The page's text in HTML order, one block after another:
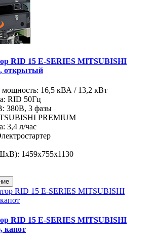
RID 15 E-SERIES MITSUBISHI
открытый
16,5 кВА / 13,2 кВт
RID 50Гц
380В, 3 фазы
PREMIUM
3,4 л/час
1459x755x1130
RID 15 E-SERIES MITSUBISHI
капот